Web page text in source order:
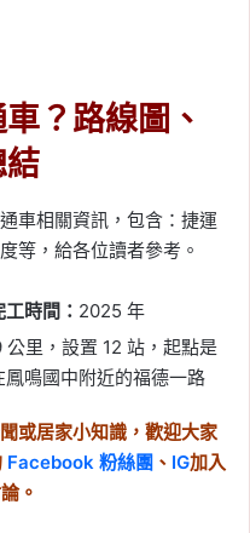
？路線圖、
車相關資訊，包含：捷運
等，給各位讀者參考。
時間： 2025 年
公里，設置 12 站，起點是
鳴國中附近的福德一路
或居家小知識，歡迎大家
Facebook 粉絲團 、 IG加入
。